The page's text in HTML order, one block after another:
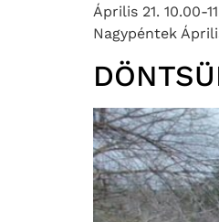
Április 21. 10.00-
Nagypéntek